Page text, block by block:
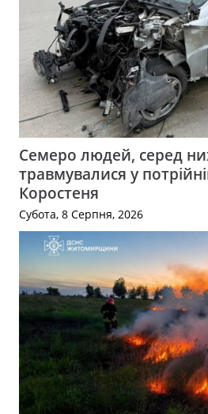
Семеро людей, серед
травмувалися у
Коростеня
Субота, 8 Серпня, 2026